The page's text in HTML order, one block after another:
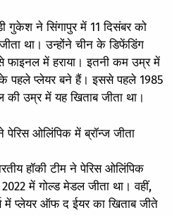
गुकेश ने सिंगापुर में 11 दिसंबर को
था। उन्होंने चीन के डिफेंडिंग
फाइनल में हराया। इतनी कम उम्र में
पहले प्लेयर बने हैं। इससे पहले 1985
उम्र में यह खिताब जीता था।
पेरिस ओलिंपिक में ब्रॉन्ज जीता
हॉकी टीम ने पेरिस ओलिंपिक
में गोल्ड मेडल जीता था। वहीं,
में प्लेयर ऑफ द ईयर का खिताब जीते